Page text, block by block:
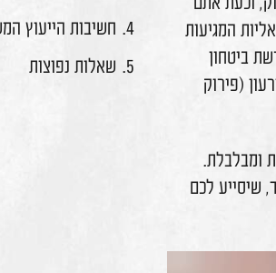
שלבי הגשת תביעת חוב
מדריך מפורט